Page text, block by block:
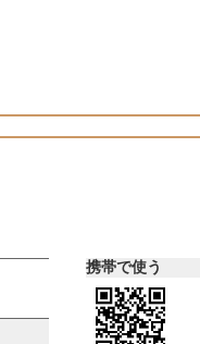
携帯で使う